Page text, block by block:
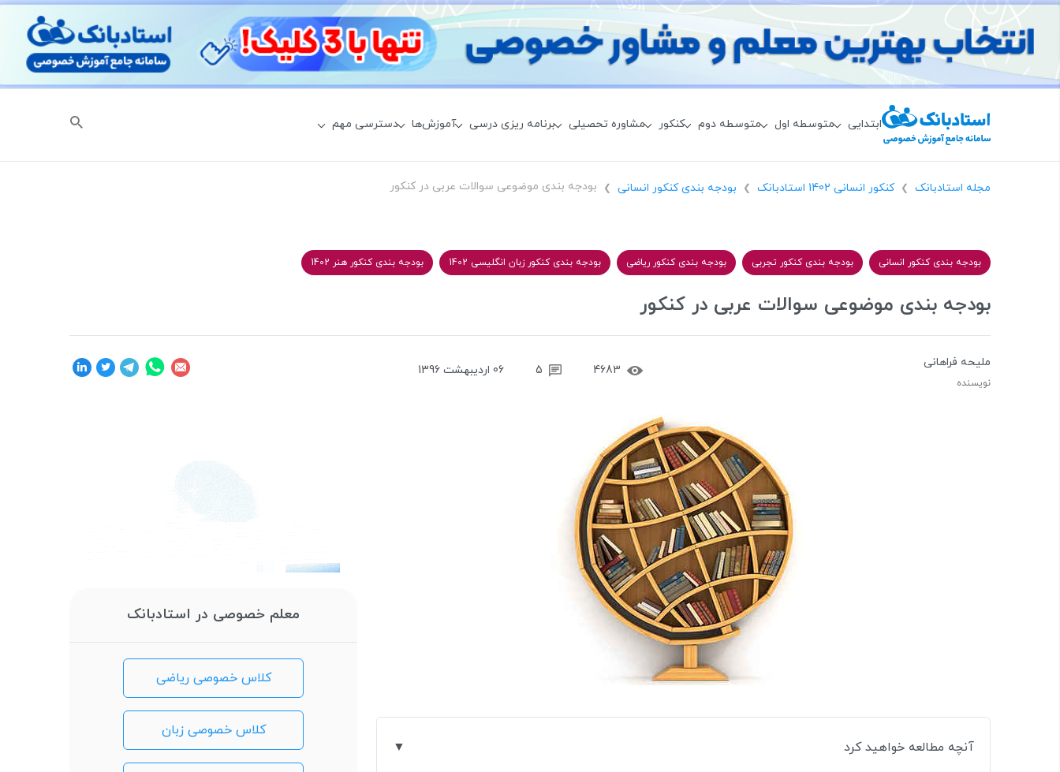
ابتدایی متوسطه اول متوسطه دوم کنکور مشاوره تحصیلی برنامه ریزی درسی آموزش‌ها دسترسی مهم
مجله استادبانک ❯ کنکور انسانی 1402 استادبانک ❯ بودجه بندی کنکور انسانی ❯ بودجه بندی موضوعی سوالات عربی در کنکور
بودجه بندی کنکور انسانی بودجه بندی کنکور تجربی بودجه بندی کنکور ریاضی بودجه بندی کنکور زبان انگلیسی 1402 بودجه بندی کنکور هنر 1402
بودجه بندی موضوعی سوالات عربی در کنکور
ملیحه فراهانی
نویسنده
4683
5 06 اردیبهشت 1396
آنچه مطالعه خواهید کرد
معلم خصوصی در استادبانک
کلاس خصوصی ریاضی
کلاس خصوصی زبان